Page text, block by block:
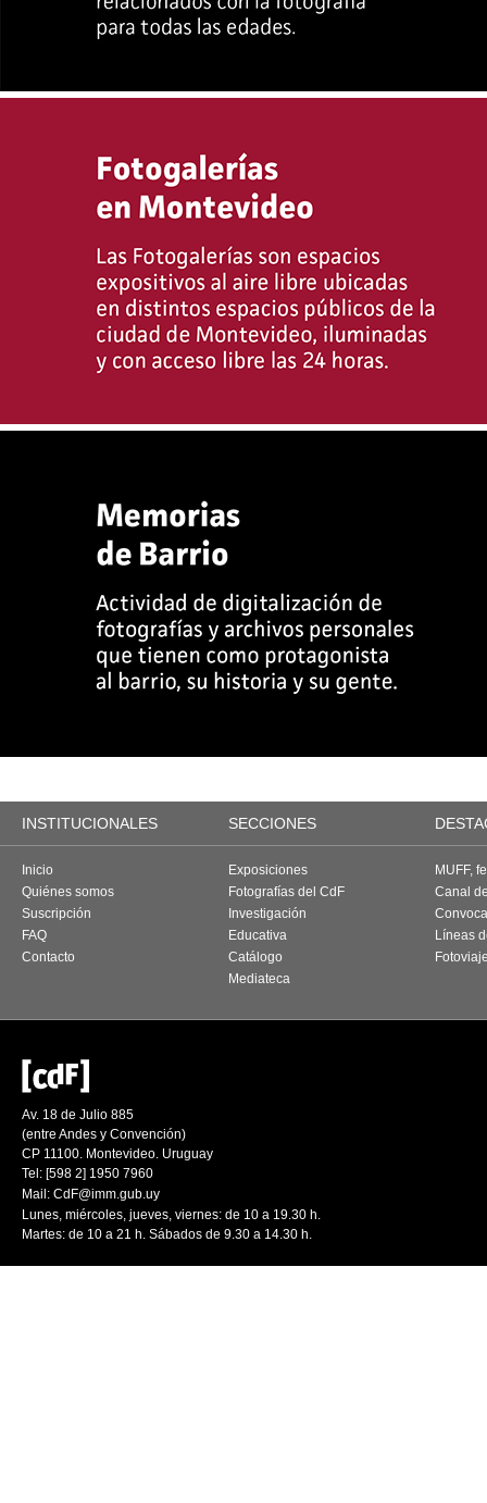
INSTITUCIONALES SECCIONES
Inicio
Quiénes somos
Suscripción
FAQ
Contacto
Exposiciones
Fotografías del CdF
Investigación
Educativa
Catálogo
Mediateca
MUFF,
Canal
Líneas
Av. 18 de Julio 885
(entre Andes y Convención)
CP 11100. Montevideo. Uruguay
Tel: [598 2] 1950 7960
Mail: CdF@imm.gub.uy
Lunes, miércoles, jueves, viernes: de 10 a 19.30 h.
Martes: de 10 a 21 h. Sábados de 9.30 a 14.30 h.